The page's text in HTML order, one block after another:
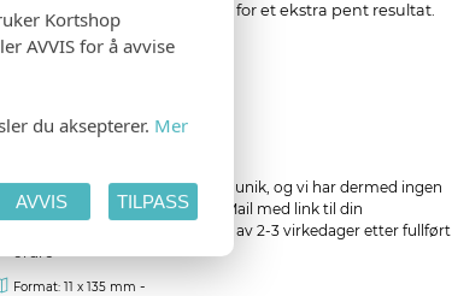
sammen med silikonform for et ekstra pent resultat.
Kjøp silikonform
Våre designere gjør hver ordre unik, og vi har dermed ingen
automatisk forhåndsvisning. Mail med link til din
forhåndsvisning sendes i løpet av 2-3 virkedager etter fullført
ordre
Format: 11 x 135 mm -
Kortshop
AVVIS for å avvise
du aksepterer. Mer
AVVIS TILPASS